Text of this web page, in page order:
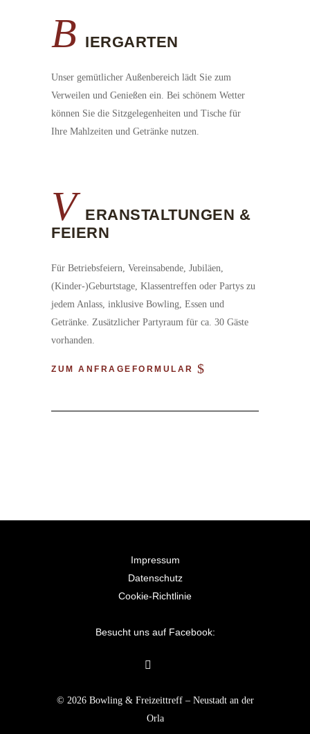
B IERGARTEN
Unser gemütlicher Außenbereich lädt Sie zum
Verweilen und Genießen ein. Bei schönem Wetter
können Sie die Sitzgelegenheiten und Tische für
Ihre Mahlzeiten und Getränke nutzen.
V
ERANSTALTUNGEN &
FEIERN
Für Betriebsfeiern, Vereinsabende, Jubiläen,
(Kinder-)Geburtstage, Klassentreffen oder Partys zu
jedem Anlass, inklusive Bowling, Essen und
Getränke. Zusätzlicher Partyraum für ca. 30 Gäste
vorhanden.
ZUM ANFRAGEFORMULAR
Impressum
Datenschutz
Cookie-Richtlinie
Besucht uns auf Facebook:
© 2026 Bowling & Freizeittreff – Neustadt an der
Orla